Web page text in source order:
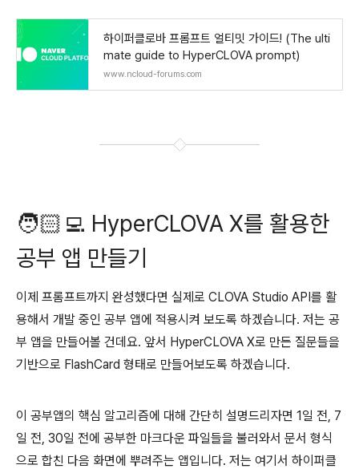
하이퍼클로바 프롬프트 얼티밋 가이드! (The ulti
mate guide to HyperCLOVA prompt)
www.ncloud-forums.com
🧑🏻‍💻 HyperCLOVA X를 활용한
공부 앱 만들기
이제 프롬프트까지 완성했다면 실제로 CLOVA Studio API를 활
용해서 개발 중인 공부 앱에 적용시켜 보도록 하겠습니다. 저는 공
부 앱을 만들어볼 건데요. 앞서 HyperCLOVA X로 만든 질문들을
기반으로 FlashCard 형태로 만들어보도록 하겠습니다.
이 공부앱의 핵심 알고리즘에 대해 간단히 설명드리자면 1일 전, 7
일 전, 30일 전에 공부한 마크다운 파일들을 불러와서 문서 형식
으로 합친 다음 화면에 뿌려주는 앱입니다. 저는 여기서 하이퍼클